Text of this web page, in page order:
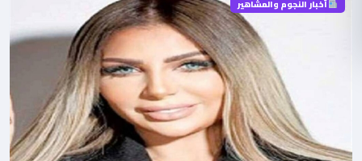
أخبار النجوم والمشاهير